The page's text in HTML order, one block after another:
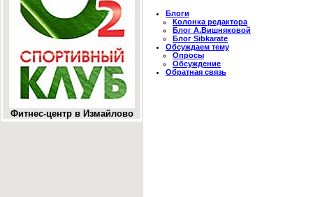
Фитнес-центр в Измайлово
Блоги
Колонка редактора
Блог А.Вишняковой
Блог Sibkarate
Обсуждаем тему
Опросы
Обсуждение
Обратная связь